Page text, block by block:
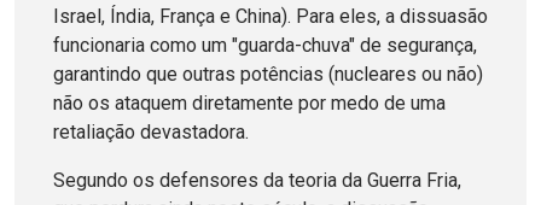
Israel, Índia, França e China). Para eles, a dissuasão
funcionaria como um "guarda-chuva" de segurança,
garantindo que outras potências (nucleares ou não)
não os ataquem diretamente por medo de uma
retaliação devastadora.
Segundo os defensores da teoria da Guerra Fria,